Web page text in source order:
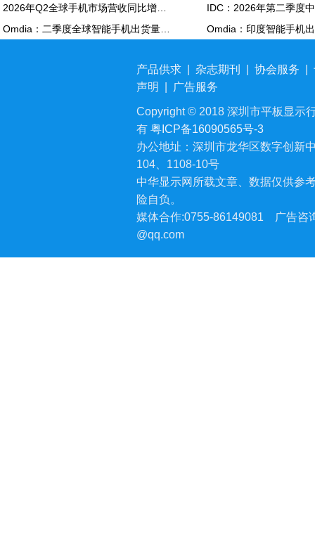
产品供求 杂志期刊 协会服务
声明
广告服务
Copyright © 2018 深圳市平板显示
有 粤ICP备16090565号-3
办公地址：深圳市龙华区数字创新
104、1108-10号
中华显示网所载文章、数据仅供参
险自负。
媒体合作:0755-86149081
广告咨
@qq.com